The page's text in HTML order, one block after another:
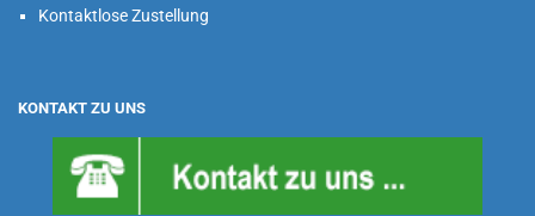
Kontaktlose Zustellung
KONTAKT ZU UNS